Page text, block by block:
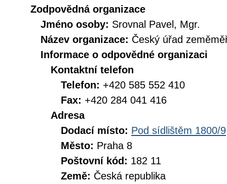
Zodpovědná organizace
Jméno osoby: Srovnal Pavel, Mgr.
Název organizace: Český úřad
Informace o odpovědné organizaci
Kontaktní telefon
Telefon: +420 585 552 410
Fax: +420 284 041 416
Adresa
Dodací místo: Pod sídlištěm 1800/9
Město: Praha 8
Poštovní kód: 182 11
Země: Česká republika